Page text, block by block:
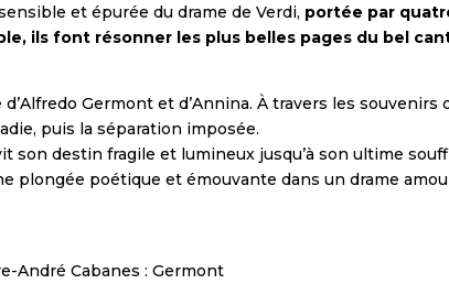
et épurée du drame de Verdi, portée par
ils font résonner les plus belles pages du bel
Germont et d’Annina. À travers les
puis la séparation imposée.
son destin fragile et lumineux jusqu’à son ultime
plongée poétique et émouvante dans un drame
André Cabanes : Germont